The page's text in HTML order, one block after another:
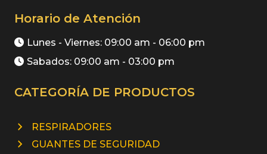
Horario de Atención
Lunes - Viernes: 09:00 am - 06:00 pm
Sabados: 09:00 am - 03:00 pm
CATEGORÍA DE PRODUCTOS
RESPIRADORES
GUANTES DE SEGURIDAD